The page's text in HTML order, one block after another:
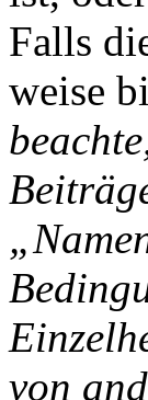
Falls
weise
von